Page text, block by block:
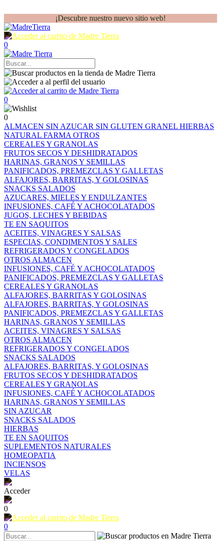
¡Descubre nuestro nuevo sitio web!
0
0
0
ALMACEN SIN AZUCAR SIN GLUTEN GRANEL HIERBAS
NATURAL FARMA OTROS
CEREALES Y GRANOLAS
FRUTOS SECOS Y DESHIDRATADOS
HARINAS, GRANOS Y SEMILLAS
PANIFICADOS, PREMEZCLAS Y GALLETAS
ALFAJORES, BARRITAS, Y GOLOSINAS
SNACKS SALADOS
AZUCARES, MIELES Y ENDULZANTES
INFUSIONES, CAFÉ Y ACHOCOLATADOS
JUGOS, LECHES Y BEBIDAS
TE EN SAQUITOS
ACEITES, VINAGRES Y SALSAS
ESPECIAS, CONDIMENTOS Y SALES
REFRIGERADOS Y CONGELADOS
OTROS ALMACEN
INFUSIONES, CAFÉ Y ACHOCOLATADOS
PANIFICADOS, PREMEZCLAS Y GALLETAS
CEREALES Y GRANOLAS
ALFAJORES, BARRITAS Y GOLOSINAS
ALFAJORES, BARRITAS, Y GOLOSINAS
PANIFICADOS, PREMEZCLAS Y GALLETAS
HARINAS, GRANOS Y SEMILLAS
ACEITES, VINAGRES Y SALSAS
OTROS ALMACEN
REFRIGERADOS Y CONGELADOS
SNACKS SALADOS
ALFAJORES, BARRITAS, Y GOLOSINAS
FRUTOS SECOS Y DESHIDRATADOS
CEREALES Y GRANOLAS
INFUSIONES, CAFÉ Y ACHOCOLATADOS
HARINAS, GRANOS Y SEMILLAS
SIN AZUCAR
SNACKS SALADOS
HIERBAS
TE EN SAQUITOS
SUPLEMENTOS NATURALES
HOMEOPATIA
INCIENSOS
VELAS
Acceder
0
0